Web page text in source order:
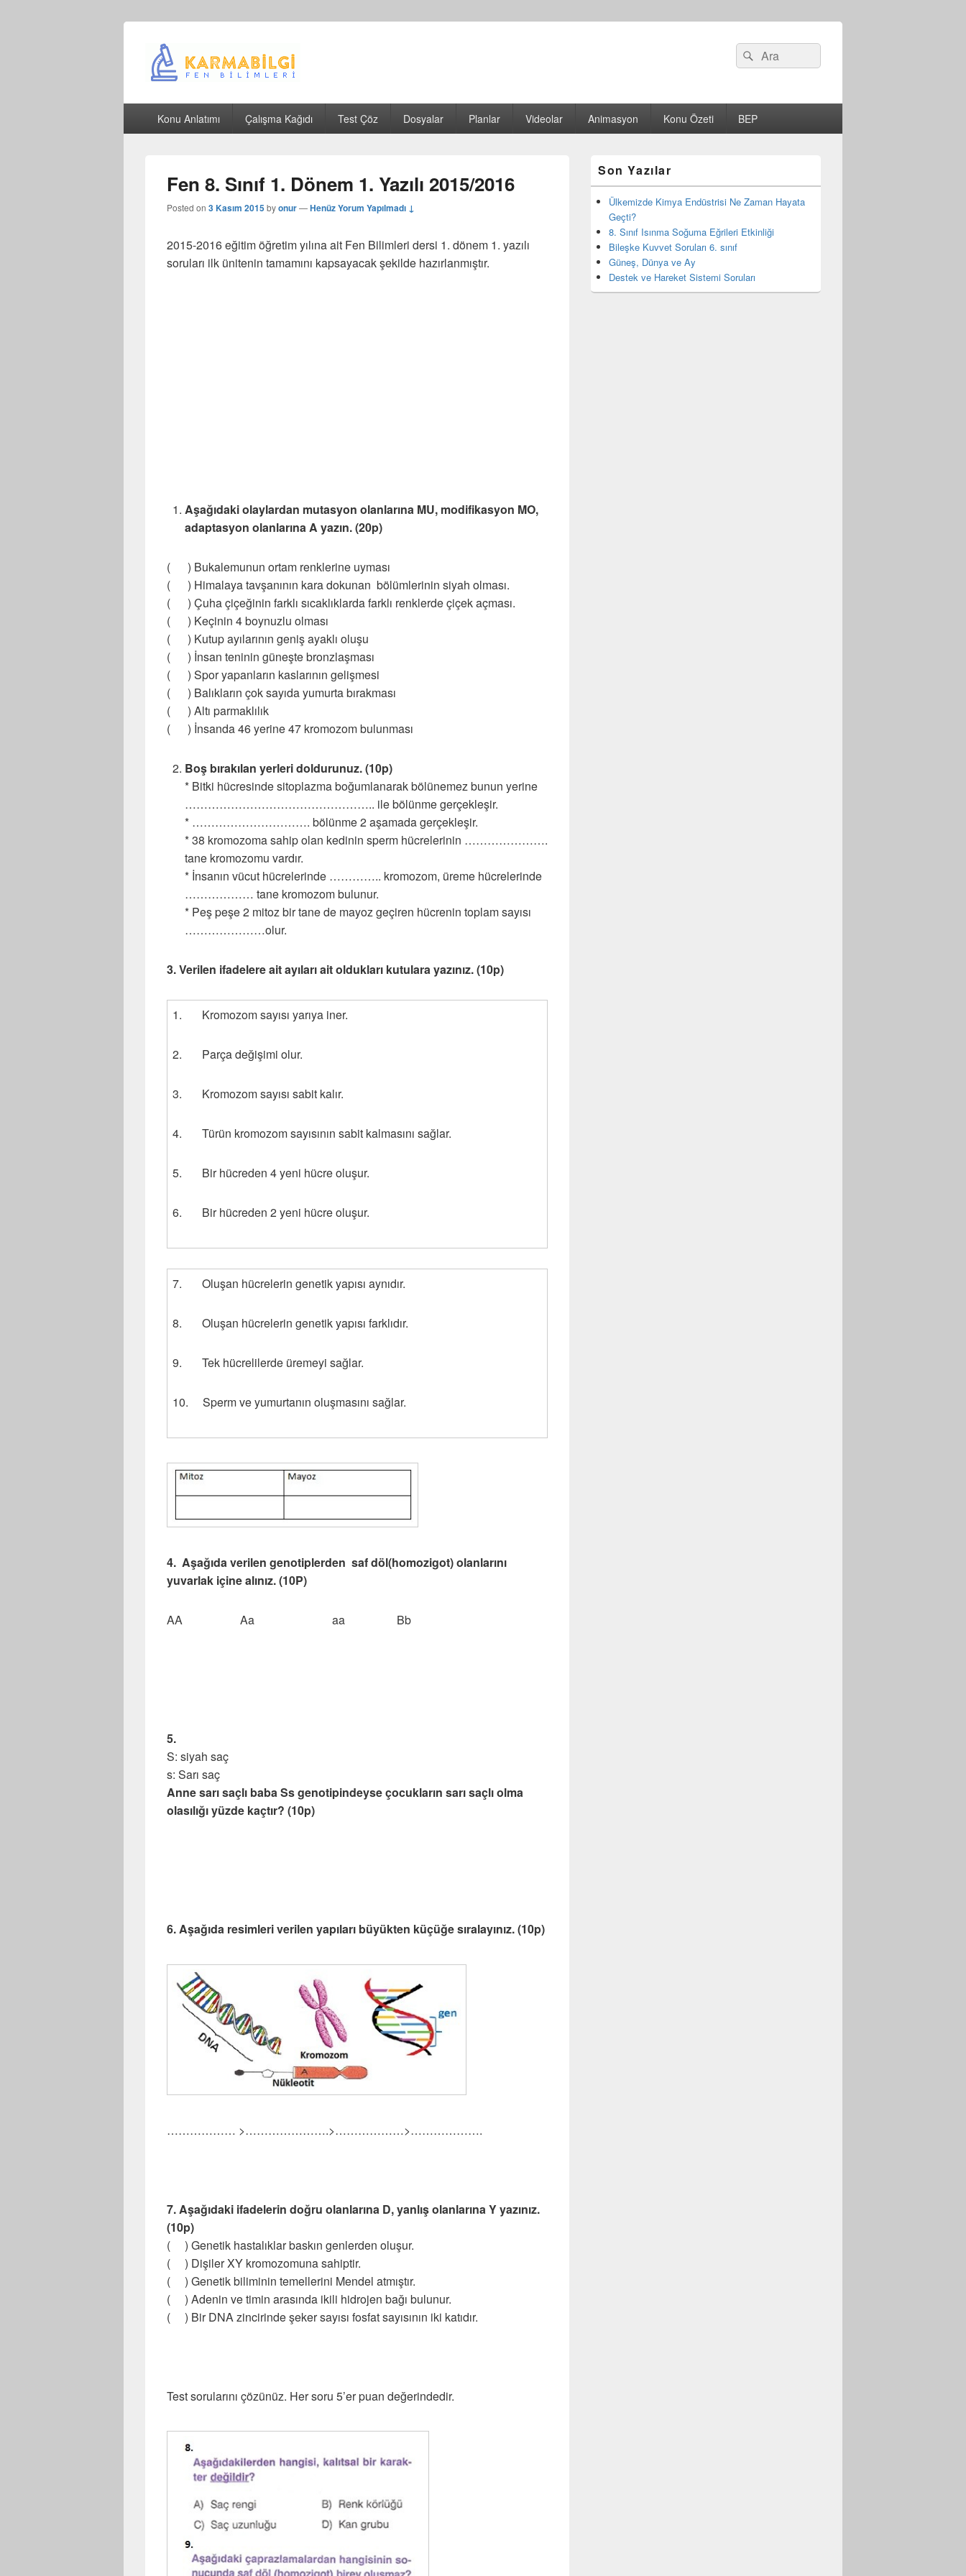
Search
for:
Ara
Konu Anlatımı Çalışma Kağıdı Test Çöz Dosyalar Planlar Videolar Animasyon Konu Özeti BEP
Fen 8. Sınıf 1. Dönem 1. Yazılı 2015/2016
Posted on 3 Kasım 2015byonur—Henüz Yorum Yapılmadı ↓
2015-2016 eğitim öğretim yılına ait Fen Bilimleri dersi 1. dönem 1. yazılı
soruları ilk ünitenin tamamını kapsayacak şekilde hazırlanmıştır.
Aşağıdaki olaylardan mutasyon olanlarına MU, modifikasyon MO,
adaptasyon olanlarına A yazın. (20p)
( ) Bukalemunun ortam renklerine uyması
( ) Himalaya tavşanının kara dokunan bölümlerinin siyah olması.
( ) Çuha çiçeğinin farklı sıcaklıklarda farklı renklerde çiçek açması.
( ) Keçinin 4 boynuzlu olması
( ) Kutup ayılarının geniş ayaklı oluşu
( ) İnsan teninin güneşte bronzlaşması
( ) Spor yapanların kaslarının gelişmesi
( ) Balıkların çok sayıda yumurta bırakması
( ) Altı parmaklılık
( ) İnsanda 46 yerine 47 kromozom bulunması
Boş bırakılan yerleri doldurunuz. (10p)
* Bitki hücresinde sitoplazma boğumlanarak bölünemez bunun yerine
………………………………………….. ile bölünme gerçekleşir.
* …………………………. bölünme 2 aşamada gerçekleşir.
* 38 kromozoma sahip olan kedinin sperm hücrelerinin ………………….
tane kromozomu vardır.
* İnsanın vücut hücrelerinde ………….. kromozom, üreme hücrelerinde
……………… tane kromozom bulunur.
* Peş peşe 2 mitoz bir tane de mayoz geçiren hücrenin toplam sayısı
…………………olur.
3. Verilen ifadelere ait ayıları ait oldukları kutulara yazınız. (10p)
1. Kromozom sayısı yarıya iner.
2. Parça değişimi olur.
3. Kromozom sayısı sabit kalır.
4. Türün kromozom sayısının sabit kalmasını sağlar.
5. Bir hücreden 4 yeni hücre oluşur.
6. Bir hücreden 2 yeni hücre oluşur.
7. Oluşan hücrelerin genetik yapısı aynıdır.
8. Oluşan hücrelerin genetik yapısı farklıdır.
9. Tek hücrelilerde üremeyi sağlar.
10. Sperm ve yumurtanın oluşmasını sağlar.
4. Aşağıda verilen genotiplerden saf döl(homozigot) olanlarını
yuvarlak içine alınız. (10P)
AA Aa aa Bb
5.
S: siyah saç
s: Sarı saç
Anne sarı saçlı baba Ss genotipindeyse çocukların sarı saçlı olma
olasılığı yüzde kaçtır? (10p)
6. Aşağıda resimleri verilen yapıları büyükten küçüğe sıralayınız. (10p)
……………… >………………….>………………>……………….
7. Aşağıdaki ifadelerin doğru olanlarına D, yanlış olanlarına Y yazınız.
(10p)
( ) Genetik hastalıklar baskın genlerden oluşur.
( ) Dişiler XY kromozomuna sahiptir.
( ) Genetik biliminin temellerini Mendel atmıştır.
( ) Adenin ve timin arasında ikili hidrojen bağı bulunur.
( ) Bir DNA zincirinde şeker sayısı fosfat sayısının iki katıdır.
Test sorularını çözünüz. Her soru 5’er puan değerindedir.
yan
bar
eklenti
bölgesi
Son Yazılar
Ülkemizde Kimya Endüstrisi Ne Zaman Hayata
Geçti?
8. Sınıf Isınma Soğuma Eğrileri Etkinliği
Bileşke Kuvvet Soruları 6. sınıf
Güneş, Dünya ve Ay
Destek ve Hareket Sistemi Soruları